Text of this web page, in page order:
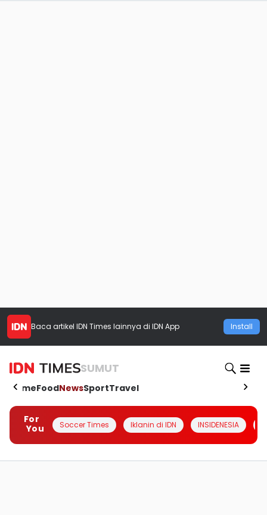
Baca artikel IDN Times lainnya di IDN App Install
SUMUT
HomeFoodNewsSportTravel
For
You
Soccer Times Iklanin di IDN INSIDENESIA